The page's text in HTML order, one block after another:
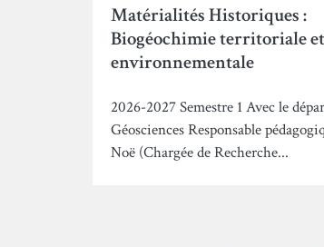
Matérialités Historiques :
Biogéochimie territoriale
environnementale
2026-2027 Semestre 1 Avec le
Géosciences Responsable
Noë (Chargée de Recherche...